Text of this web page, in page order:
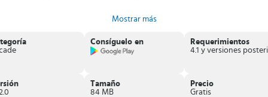
Mostrar más
Consíguelo en
Requerimientos
Tamaño
84 MB
Precio
Gratis